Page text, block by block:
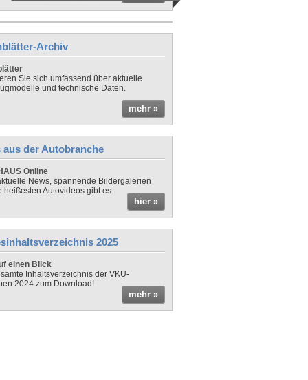
Archiv
Sie sich umfassend über aktuelle
und technische Daten.
mehr »
aus der Autobranche
Online
News, spannende Bildergalerien
heißesten Autovideos gibt es
hier »
2025
einen Blick
Inhaltsverzeichnis der VKU-
2024 zum Download!
mehr »